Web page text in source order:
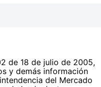
de 18 de julio de 2005,
y demás información
del Mercado